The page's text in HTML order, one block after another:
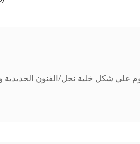
على شكل خلية نحل/الفنون الحديدية